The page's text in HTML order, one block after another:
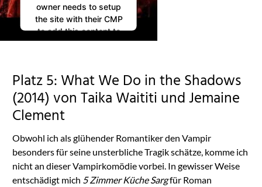
owner needs to setup
the site with their CMP
to add this content to
the list of technologies
Usercentrics Consent
Management
Platform
Platz 5: What We Do in the Shadows
(2014) von Taika Waititi und Jemaine
Clement
Obwohl ich als glühender Romantiker den Vampir
besonders für seine unsterbliche Tragik schätze, komme ich
nicht an dieser Vampirkomödie vorbei. In gewisser Weise
entschädigt mich 5 Zimmer Küche Sargfür Roman